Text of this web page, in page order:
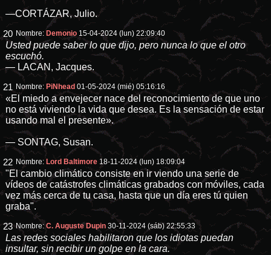
—CORTÁZAR, Julio.
20 Nombre: Demonio 15-04-2024 (lun) 22:09:40
Usted puede saber lo que dijo, pero nunca lo que el otro
escuchó.
— LACAN, Jacques.
21 Nombre: PiNhead 01-05-2024 (mié) 05:16:16
«El miedo a envejecer nace del reconocimiento de que uno
no está viviendo la vida que desea. Es la sensación de estar
usando mal el presente».
— SONTAG, Susan.
22 Nombre: Lord Baltimore 18-11-2024 (lun) 18:09:04
"El cambio climático consiste en ir viendo una serie de
vídeos de catástrofes climáticas grabados con móviles, cada
vez más cerca de tu casa, hasta que un día eres tú quien
graba".
23 Nombre:C. Auguste Dupin 30-11-2024 (sáb) 22:55:33
Las redes sociales habilitaron que los idiotas puedan
insultar, sin recibir un golpe en la cara.